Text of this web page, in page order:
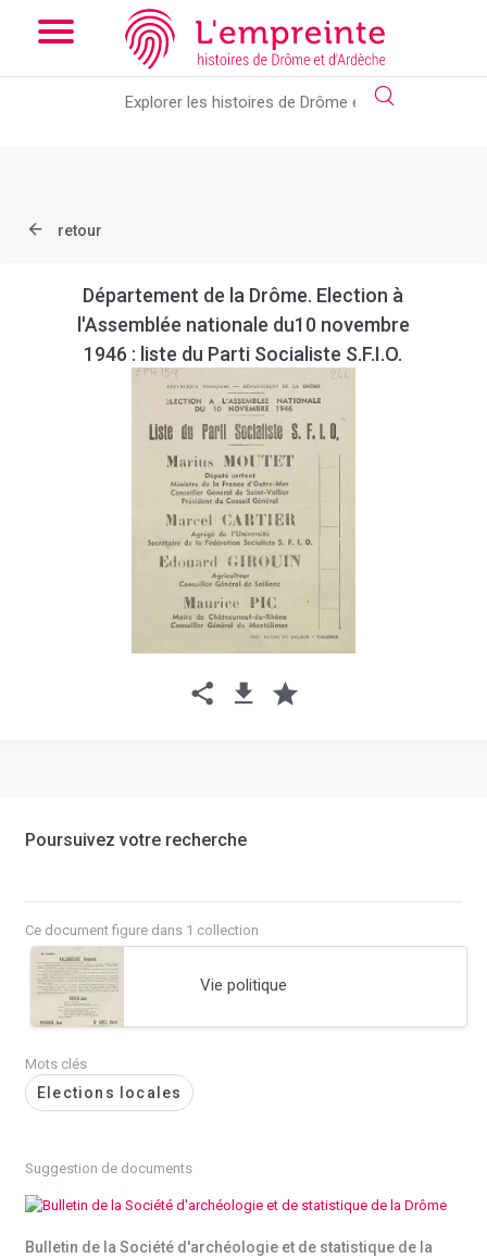
Array ( [slug] => document [ref] => B26362101_EPH_159 )
Add the new slick-theme.css if you want the default styling
retour
Département de la Drôme. Election à
l'Assemblée nationale du10 novembre
1946 : liste du Parti Socialiste S.F.I.O.
Poursuivez votre recherche
Ce document figure dans 1 collection
Vie politique
Mots clés
Elections locales
Suggestion de documents
Bulletin de la Société d'archéologie et de statistique de la